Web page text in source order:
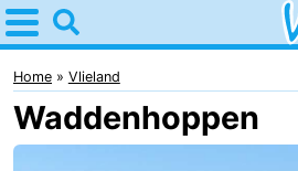
Home
Vlieland
Tips
Home Vlieland
Waddenhoppen